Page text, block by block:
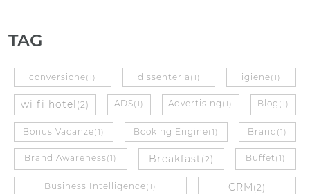
TAG
conversione(1) dissenteria (1) igiene(1)
wi fi hotel (2) ADS(1) Advertising (1) Blog (1)
Bonus Vacanze(1) Booking Engine(1) Brand (1)
Brand Awareness(1) Breakfast (2) Buffet (1)
Business Intelligence(1) CRM (2)